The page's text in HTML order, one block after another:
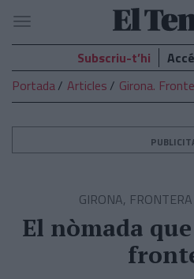
El
Temps
Navegació
Subscriu-t’hi
Portada
Articles Girona.
GIRONA,
El nòmada